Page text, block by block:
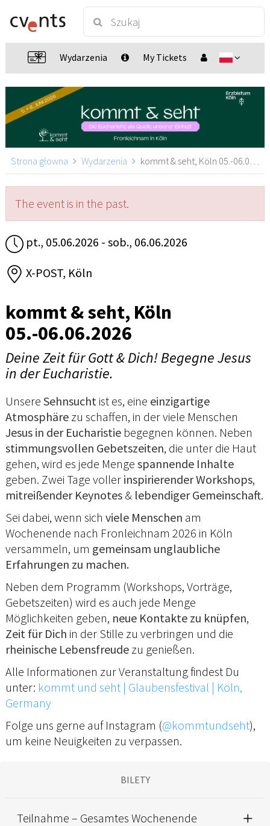
Wydarzenia My Tickets
Strona głowna Wydarzenia kommt & seht, Köln 05.-06.06.2026, Köln
The event is in the past.
pt., 05.06.2026 - sob., 06.06.2026
X-POST, Köln
kommt & seht, Köln
05.-06.06.2026
Deine Zeit für Gott & Dich! Begegne Jesus
in der Eucharistie.
Unsere Sehnsucht ist es, eine einzigartige
Atmosphäre zu schaffen, in der viele Menschen
Jesus in der Eucharistie begegnen können. Neben
stimmungsvollen Gebetszeiten, die unter die Haut
gehen, wird es jede Menge spannende Inhalte
geben. Zwei Tage voller inspirierender Workshops,
mitreißender Keynotes & lebendiger Gemeinschaft.
Sei dabei, wenn sich viele Menschen am
Wochenende nach Fronleichnam 2026 in Köln
versammeln, um gemeinsam unglaubliche
Erfahrungen zu machen.
Neben dem Programm (Workshops, Vorträge,
Gebetszeiten) wird es auch jede Menge
Möglichkeiten geben, neue Kontakte zu knüpfen,
Zeit für Dich in der Stille zu verbringen und die
rheinische Lebensfreude zu genießen.
Alle Informationen zur Veranstaltung findest Du
unter: kommt und seht | Glaubensfestival | Köln,
Germany
Folge uns gerne auf Instagram (@kommtundseht),
um keine Neuigkeiten zu verpassen.
BILETY
Teilnahme – Gesamtes Wochenende